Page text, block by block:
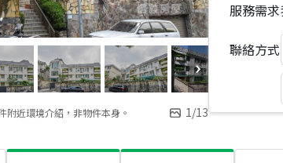
附近環境介紹，非物件本身。 1/13
服務需求
聯絡方式